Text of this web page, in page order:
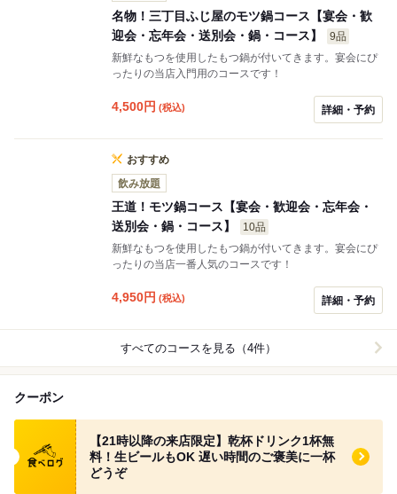
名物！三丁目ふじ屋のモツ鍋コース【宴会・歓
迎会・忘年会・送別会・鍋・コース】
9品
新鮮なもつを使用したもつ鍋が付いてきます。宴会にぴ
ったりの当店入門用のコースです！
4,500円 (税込) 詳細・予約
おすすめ
飲み放題
王道！モツ鍋コース【宴会・歓迎会・忘年会・
送別会・鍋・コース】
10品
新鮮なもつを使用したもつ鍋が付いてきます。宴会にぴ
ったりの当店一番人気のコースです！
4,950円 (税込) 詳細・予約
すべてのコースを見る（4件）
クーポン
食べログ クーポン
【21時以降の来店限定】乾杯ドリンク1杯無
料！生ビールもOK 遅い時間のご褒美に一杯
どうぞ